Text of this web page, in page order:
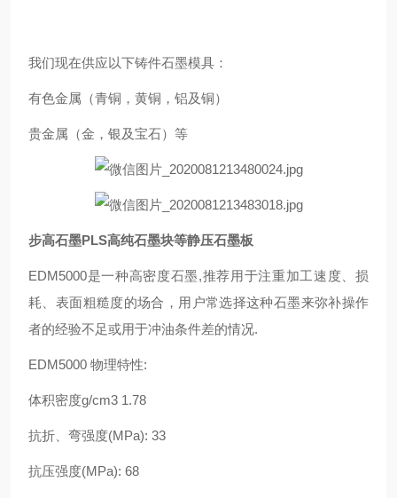
我们现在供应以下铸件石墨模具：
有色金属（青铜，黄铜，铝及铜）
贵金属（金，银及宝石）等
步高石墨PLS高纯石墨块等静压石墨板
EDM5000是一种高密度石墨,推荐用于注重加工速度、损
耗、表面粗糙度的场合，用户常选择这种石墨来弥补操作
者的经验不足或用于冲油条件差的情况.
EDM5000 物理特性:
体积密度g/cm3 1.78
抗折、弯强度(MPa): 33
抗压强度(MPa): 68